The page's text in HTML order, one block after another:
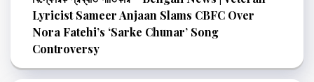
Lyricist Sameer Anjaan Slams CBFC Over
Nora Fatehi’s ‘Sarke Chunar’ Song
Controversy